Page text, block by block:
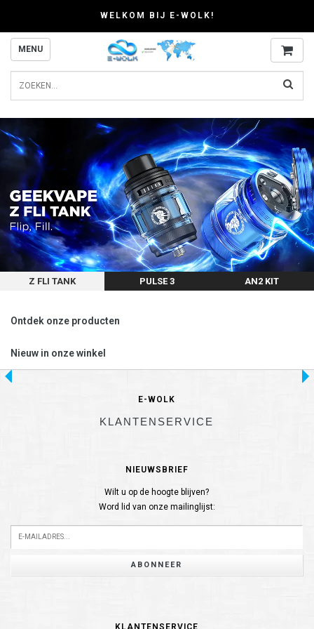
WELKOM BIJ E-WOLK!
MENU
Z FLI TANK PULSE 3 AN2 KIT
Ontdek onze producten
Nieuw in onze winkel
E-WOLK
KLANTENSERVICE
NIEUWSBRIEF
Wilt u op de hoogte blijven?
Word lid van onze mailinglijst:
ABONNEER
KLANTENSERVICE